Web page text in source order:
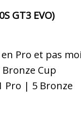
GT3 EVO)
Pro et pas
Cup
Pro | 5 Bronze